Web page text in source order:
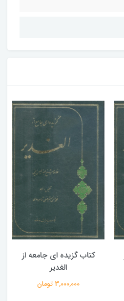
کتاب گزیده ای جامعه از
الغدیر
3,000,000 تومان